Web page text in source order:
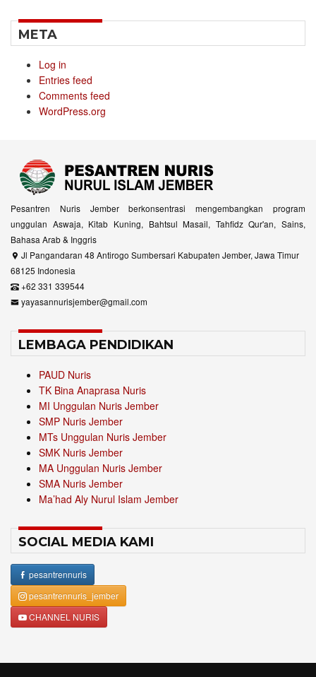
META
Log in
Entries feed
Comments feed
WordPress.org
Pesantren Nuris Jember berkonsentrasi mengembangkan program
unggulan Aswaja, Kitab Kuning, Bahtsul Masail, Tahfidz Qur'an, Sains,
Bahasa Arab & Inggris
Jl Pangandaran 48 Antirogo Sumbersari Kabupaten Jember, Jawa Timur
68125 Indonesia
+62 331 339544
yayasannurisjember@gmail.com
LEMBAGA PENDIDIKAN
PAUD Nuris
TK Bina Anaprasa Nuris
MI Unggulan Nuris Jember
SMP Nuris Jember
MTs Unggulan Nuris Jember
SMK Nuris Jember
MA Unggulan Nuris Jember
SMA Nuris Jember
Ma’had Aly Nurul Islam Jember
SOCIAL MEDIA KAMI
pesantrennuris
pesantrennuris_jember
CHANNEL NURIS